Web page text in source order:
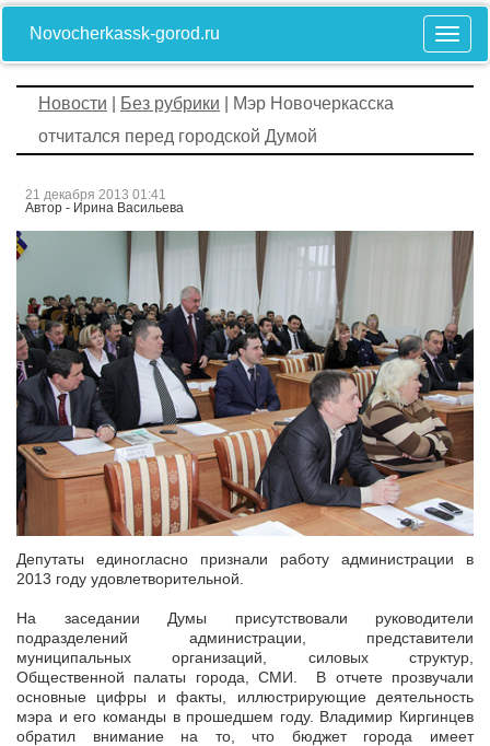
Novocherkassk-gorod.ru
Новости Без рубрики | Мэр Новочеркасска
отчитался перед городской Думой
21 декабря 2013 01:41
Автор - Ирина Васильева
Депутаты единогласно признали работу администрации в
2013 году удовлетворительной.
На заседании Думы присутствовали руководители
подразделений администрации, представители
муниципальных организаций, силовых структур,
Общественной палаты города, СМИ. В отчете прозвучали
основные цифры и факты, иллюстрирующие деятельность
мэра и его команды в прошедшем году. Владимир Киргинцев
обратил внимание на то, что бюджет города имеет